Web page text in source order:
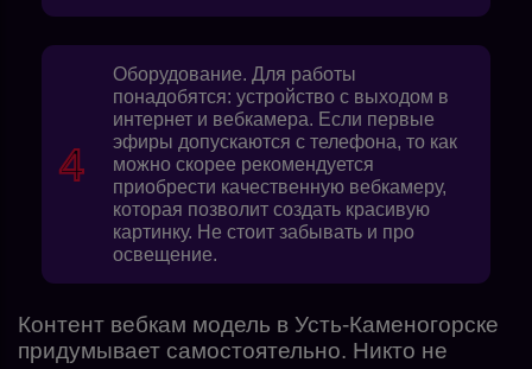
Оборудование. Для работы
понадобятся: устройство с выходом в
интернет и вебкамера. Если первые
эфиры допускаются с телефона, то как
можно скорее рекомендуется
приобрести качественную вебкамеру,
которая позволит создать красивую
картинку. Не стоит забывать и про
освещение.
Контент вебкам модель в Усть-Каменогорске
придумывает самостоятельно. Никто не